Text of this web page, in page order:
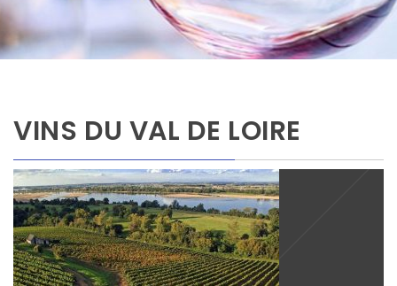
VINS DU VAL DE LOIRE